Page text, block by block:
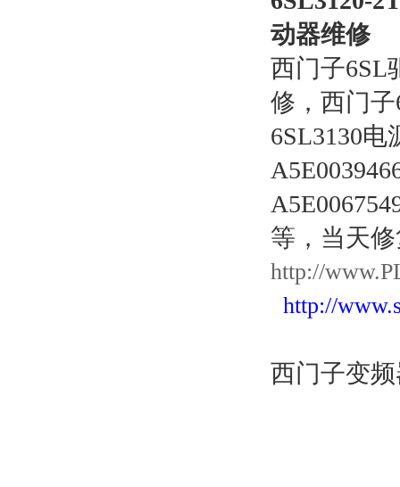
动器维修
西门子6SL
修，西门
6SL3130
等，当天
http://
http://
西门子变